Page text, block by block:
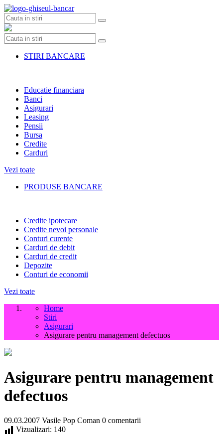
Skip
to
content
STIRI BANCARE
Educatie financiara
Banci
Asigurari
Leasing
Pensii
Bursa
Credite
Carduri
Vezi toate
PRODUSE BANCARE
Credite ipotecare
Credite nevoi personale
Conturi curente
Carduri de debit
Carduri de credit
Depozite
Conturi de economii
Vezi toate
Home
Stiri
Asigurari
Asigurare pentru management defectuos
Asigurare pentru management
defectuos
09.03.2007 Vasile Pop Coman 0 comentarii
Vizualizari: 140